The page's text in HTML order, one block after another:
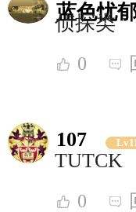
蓝色忧
侦探类
0
107
TUTCK
0